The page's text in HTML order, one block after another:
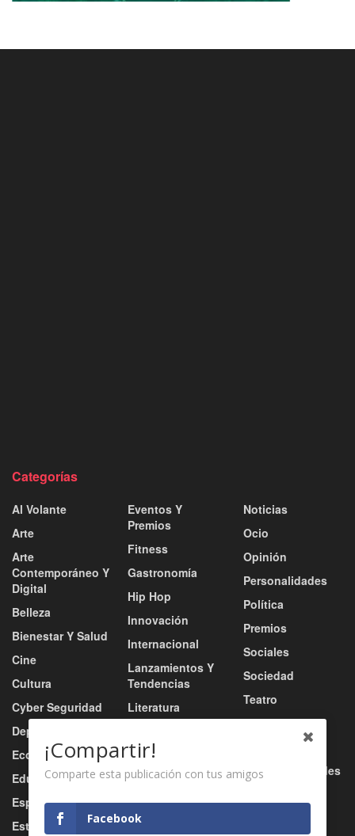
Categorías
Al Volante
Arte
Arte
Contemporáneo Y
Digital
Belleza
Bienestar Y Salud
Cine
Cultura
Cyber Seguridad
Deportes
Economía
Educación
Esports
Estilo De Vida
Eventos Y
Premios
Fitness
Gastronomía
Hip Hop
Innovación
Internacional
Lanzamientos Y
Tendencias
Literatura
Música
Música Urbana
Nacional
Negocio
Noticias
Ocio
Opinión
Personalidades
Política
Premios
Sociales
Sociedad
Teatro
Tecnología
Tv / Radio / Redes
¡Compartir!
Comparte esta publicación con tus amigos
Facebook